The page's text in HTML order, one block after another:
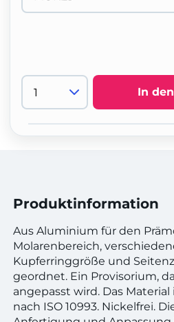
In
Produktinformation
Aus Aluminium für den
Molarenbereich,
Kupferringgröße und
geordnet. Ein Provisorium,
angepasst wird. Das
nach ISO 10993. Nickelfrei.